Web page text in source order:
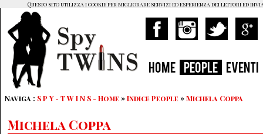
HOME PEOPLE EVENTI
Naviga : S P Y - T W I N S - Home »Indice People »Michela Coppa
Michela Coppa
Questo sito utilizza i cookie per migliorare servizi ed esperienza dei lettori ed